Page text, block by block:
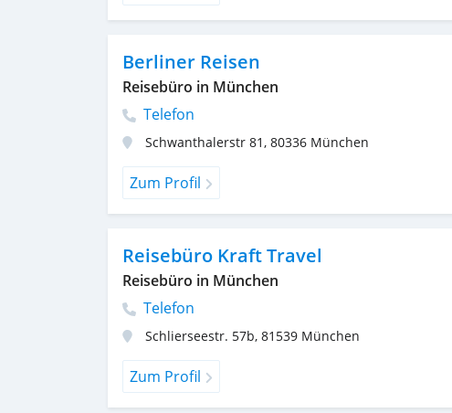
Berliner Reisen
Reisebüro in München
Telefon
Schwanthalerstr 81, 80336 München
Zum Profil
Reisebüro Kraft Travel
Reisebüro in München
Telefon
Schlierseestr. 57b, 81539 München
Zum Profil